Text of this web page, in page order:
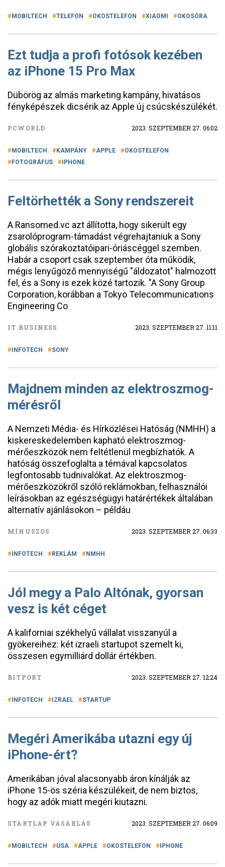
MOBILTECH TELEFON OKOSTELEFON XIAOMI OKOSÓRA
Ezt tudja a profi fotósok kezében
az iPhone 15 Pro Max
Dübörög az almás marketing kampány, hivatásos
fényképészek dicsérik az Apple új csúcskészülékét.
PCWORLD 2023. SZEPTEMBER 27. 06:02
MOBILTECH KAMPÁNY APPLE
OKOSTELEFON
FOTOGRÁFUS
IPHONE
Feltörhették a Sony rendszereit
A Ransomed.vc azt állította, hogy sikerült egy
zsarolóprogram-támadást végrehajtaniuk a Sony
globális szórakoztatóipari-óriáscéggel szemben.
Habár a csoport csak szeptember óta működik,
mégis lenyűgöző mennyiségű "áldozatot" halmozott
fel, és a Sony is ezek közé tartozik. "A Sony Group
Corporation, korábban a Tokyo Telecommunications
Engineering Co
IT BUSINESS 2023. SZEPTEMBER 27. 11:11
INFOTECH SONY
Majdnem minden az elektroszmog-
mérésről
A Nemzeti Média- és Hírközlései Hatóság (NMHH) a
kiskereskedelemben kapható elektroszmog-
mérőeszközök nem feltétlenül megbízhatók. A
hatóság összefoglalta a témával kapcsolatos
legfontosabb tudnivalókat. Az elektroszmog-
mérőeszközökről szóló reklámokban, felhasználói
leírásokban az egészségügyi határértékek általában
alternatív ajánlásokon – példáu
MÍNUSZOS 2023. SZEPTEMBER 27. 06:33
INFOTECH REKLÁM NMHH
Jól megy a Palo Altónak, gyorsan
vesz is két céget
A kaliforniai székhelyű vállalat visszanyúl a
gyökereihez: két izraeli startupot szemelt ki,
összesen egymilliárd dollár értékben.
BITPORT 2023. SZEPTEMBER 27. 12:24
INFOTECH IZRAEL STARTUP
Megéri Amerikába utazni egy új
iPhone-ért?
Amerikában jóval alacsonyabb áron kínálják az
iPhone 15-ös széria készülékeit, de nem biztos,
hogy az adók miatt megéri kiutazni.
STARTLAP VÁSÁRLÁS 2023. SZEPTEMBER 27. 06:09
MOBILTECH USA APPLE OKOSTELEFON IPHONE